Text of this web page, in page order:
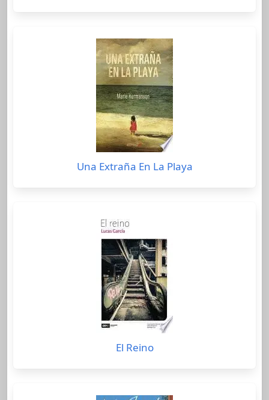
Una Extraña En La Playa
El Reino